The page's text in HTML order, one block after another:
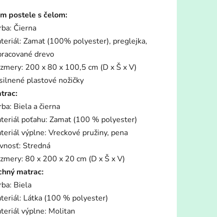
postele s čelom:
Čierna
Zamat (100% polyester), preglejka,
drevo
200 x 80 x 100,5 cm (D x Š x V)
plastové nožičky
Biela a čierna
poťahu: Zamat (100 % polyester)
výplne: Vreckové pružiny, pena
Stredná
80 x 200 x 20 cm (D x Š x V)
matrac:
Biela
Látka (100 % polyester)
výplne: Molitan